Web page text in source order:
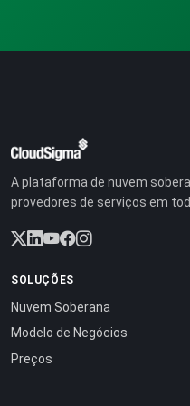
A plataforma de nuvem
provedores de serviços em
SOLUÇÕES
Nuvem Soberana
Modelo de Negócios
Preços